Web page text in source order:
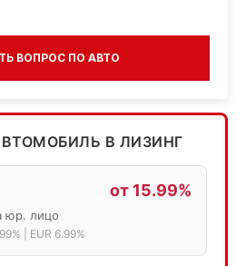
ВОПРОС ПО АВТО
В ЛИЗИНГ
от 15.99%
юр. лицо
| EUR 6.99%